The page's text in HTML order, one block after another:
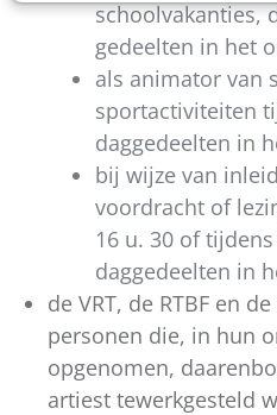
schoolvakanties,
gedeelten in het
als animator van
sportactiviteiten
daggedeelten in
bij wijze van
voordracht of
16 u. 30 of
daggedeelten in
de VRT, de RTBF en
personen die, in hun
opgenomen,
artiest tewerkgesteld